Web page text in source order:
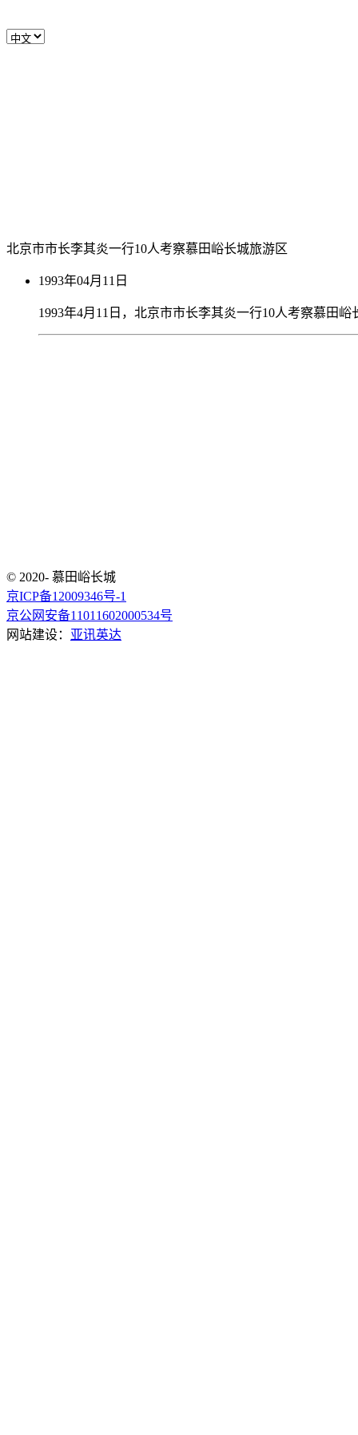
北京市市长李其炎一行10人考察慕田峪长城旅游区
1993年04月11日
1993年4月11日，北京市市长李其炎一行10人考察慕田峪
© 2020- 慕田峪长城
京ICP备12009346号-1
京公网安备11011602000534号
网站建设： 亚讯英达